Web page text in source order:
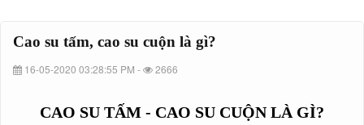
Cao su tấm, cao su cuộn là gì?
16-05-2020 03:28:55 PM - 2666
CAO SU TẤM - CAO SU CUỘN LÀ GÌ?